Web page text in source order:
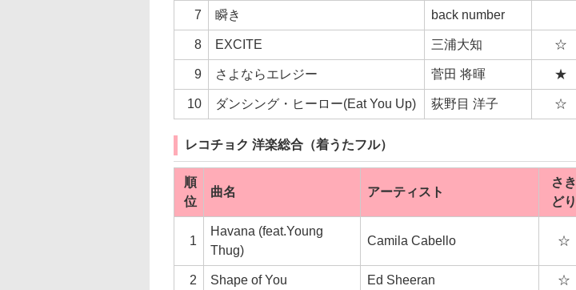
7 瞬き back number
8 EXCITE 三浦大知 ☆
9 さよならエレジー 菅田 将暉 ★
10 ダンシング・ヒーロー(Eat You Up) 荻野目 洋子 ☆
レコチョク 洋楽総合（着うたフル）
順
位
曲名 アーティスト
さき
どり
1
Havana (feat.Young
Thug)
Camila Cabello ☆
2 Shape of You Ed Sheeran ☆